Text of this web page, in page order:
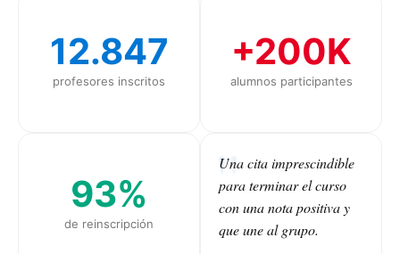
12.847
profesores inscritos
93%
de reinscripción
+200K
alumnos participantes
Una cita imprescindible
para terminar el curso
con una nota positiva y
que une al grupo.